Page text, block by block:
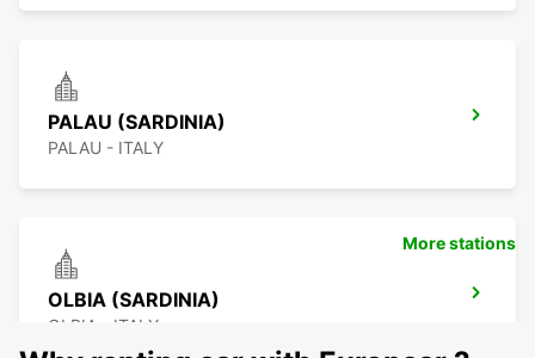
PALAU (SARDINIA)
PALAU - ITALY
OLBIA (SARDINIA)
OLBIA - ITALY
More stations